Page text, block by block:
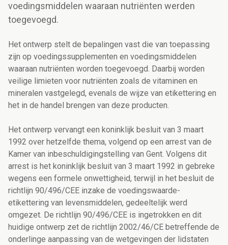
voedingsmiddelen waaraan nutriënten werden
toegevoegd.
Het ontwerp stelt de bepalingen vast die van toepassing
zijn op voedingssupplementen en voedingsmiddelen
waaraan nutriënten worden toegevoegd. Daarbij worden
veilige limieten voor nutriënten zoals de vitaminen en
mineralen vastgelegd, evenals de wijze van etikettering en
het in de handel brengen van deze producten.
Het ontwerp vervangt een koninklijk besluit van 3 maart
1992 over hetzelfde thema, volgend op een arrest van de
Kamer van inbeschuldigingstelling van Gent. Volgens dit
arrest is het koninklijk besluit van 3 maart 1992 in gebreke
wegens een formele onwettigheid, terwijl in het besluit de
richtlijn 90/496/CEE inzake de voedingswaarde-
etikettering van levensmiddelen, gedeeltelijk werd
omgezet. De richtlijn 90/496/CEE is ingetrokken en dit
huidige ontwerp zet de richtlijn 2002/46/CE betreffende de
onderlinge aanpassing van de wetgevingen der lidstaten